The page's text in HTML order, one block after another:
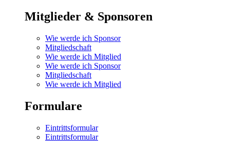
Mitglieder & Sponsoren
Wie werde ich Sponsor
Mitgliedschaft
Wie werde ich Mitglied
Wie werde ich Sponsor
Mitgliedschaft
Wie werde ich Mitglied
Formulare
Eintrittsformular
Eintrittsformular